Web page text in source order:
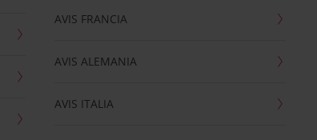
AVIS FRANCIA
AVIS ALEMANIA
AVIS ITALIA